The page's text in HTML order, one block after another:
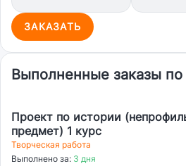
ЗАКАЗАТЬ
Выполненные заказы
Проект по истории
предмет) 1 курс
Творческая работа
Выполнено за: 3 дня